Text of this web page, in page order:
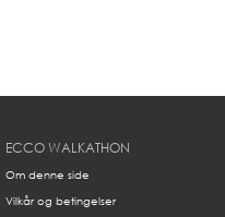
ECCO WALKATHON
Om denne side
Vilkår og betingelser